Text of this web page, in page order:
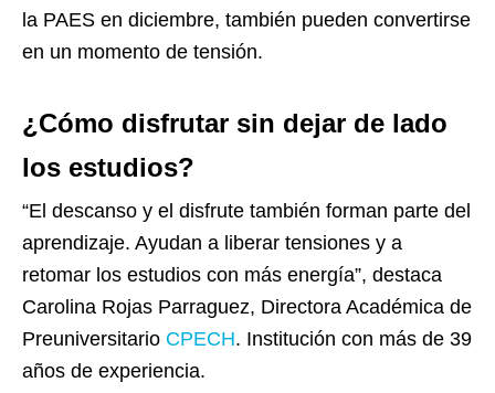
la PAES en diciembre, también pueden convertirse
en un momento de tensión.
¿Cómo disfrutar sin dejar de lado
los estudios?
“El descanso y el disfrute también forman parte del
aprendizaje. Ayudan a liberar tensiones y a
retomar los estudios con más energía”, destaca
Carolina Rojas Parraguez, Directora Académica de
Preuniversitario CPECH. Institución con más de 39
años de experiencia.